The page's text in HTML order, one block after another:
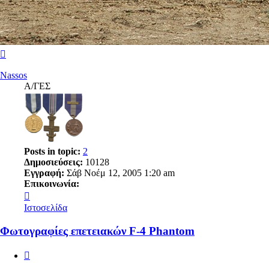
Nassos
Α/ΓΕΣ
Posts in topic: 2
Δημοσιεύσεις: 10128
Εγγραφή: Σάβ Νοέμ 12, 2005 1:20 am
Επικοινωνία:
Nassos
Ιστοσελίδα
Φωτογραφίες επετειακών F-4 Phantom